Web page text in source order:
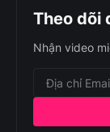
Theo dõi
Nhận video